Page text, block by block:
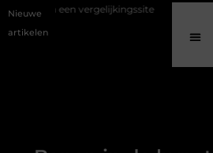
Nieuwe
artikelen
vergelijkingssite Schenking aan een